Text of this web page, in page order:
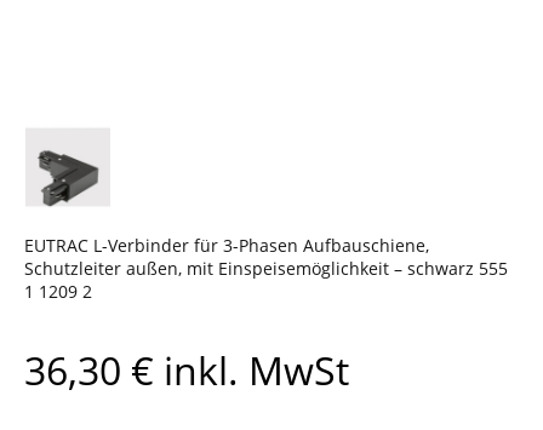
EUTRAC L-Verbinder für 3-Phasen Aufbauschiene,
Schutzleiter außen, mit Einspeisemöglichkeit – schwarz 555
1 1209 2
36,30 € inkl. MwSt